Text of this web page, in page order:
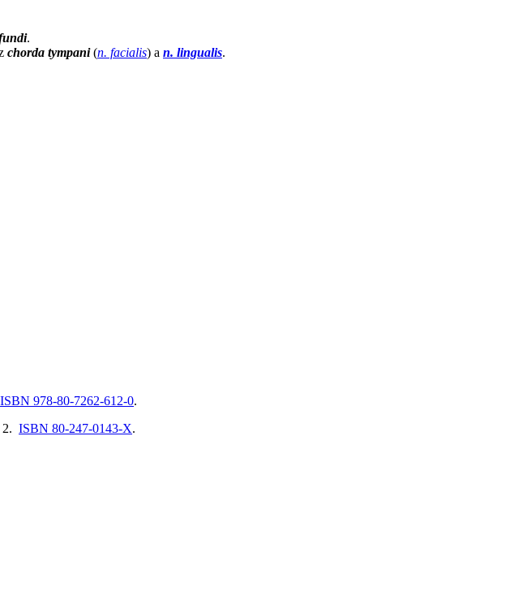
.
chorda tympani(n. facialis) a n. lingualis.
ISBN 978-80-7262-612-0.
ISBN 80-247-0143-X.